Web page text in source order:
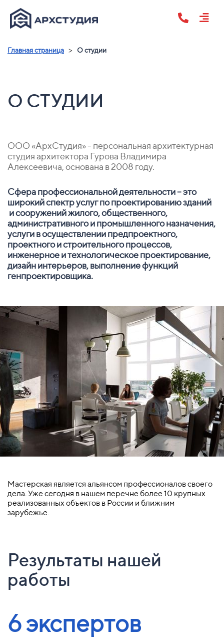
Главная страница > О студии
О СТУДИИ
ООО «АрхСтудия» - персональная архитектурная
студия архитектора Гурова Владимира
Алексеевича, основана в 2008 году.
Сфера профессиональной деятельности – это
широкий спектр услуг по проектированию зданий
и сооружений жилого, общественного,
административного и промышленного назначения,
услуги в осуществлении предпроектного,
проектного и строительного процессов,
инженерное и технологическое проектирование,
дизайн интерьеров, выполнение функций
генпроектировщика.
Мастерская является альянсом профессионалов своего
дела. Уже сегодня в нашем перечне более 10 крупных
реализованных объектов в России и ближним
зарубежье.
Результаты нашей
работы
6 экспертов